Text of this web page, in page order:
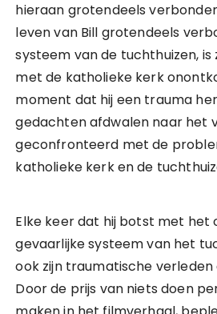
hieraan grotendeels
leven van Bill grotendeels
systeem van de tuchthuizen,
met de katholieke kerk
moment dat hij een trauma
gedachten afdwalen naar het
geconfronteerd met de
katholieke kerk en de
Elke keer dat hij botst met het
gevaarlijke systeem van het
ook zijn traumatische
Door de prijs van niets doen